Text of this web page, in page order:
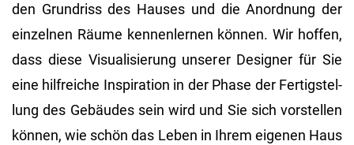
den Grund­riss des Hau­ses und die An­ord­nung der
ein­zel­nen Räume ken­nen­ler­nen kön­nen. Wir hof­fen,
dass diese Vi­sua­li­sie­rung un­se­rer De­si­gner für Sie
eine hilf­rei­che In­spi­ra­ti­on in der Phase der Fer­tig­stel­
lung des Ge­bäu­des sein wird und Sie sich vor­stel­len
kön­nen, wie schön das Leben in Ihrem ei­ge­nen Haus